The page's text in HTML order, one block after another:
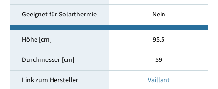
Geeignet für Solarthermie Nein
Höhe [cm] 95.5
Durchmesser [cm] 59
Link zum Hersteller Vaillant